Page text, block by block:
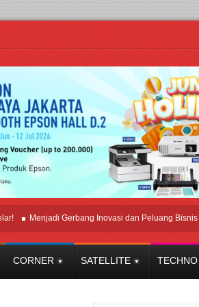
Menjadi Gerbang Inovasi dan Peluang Bisnis
CORNER SATELLITE TECHNO